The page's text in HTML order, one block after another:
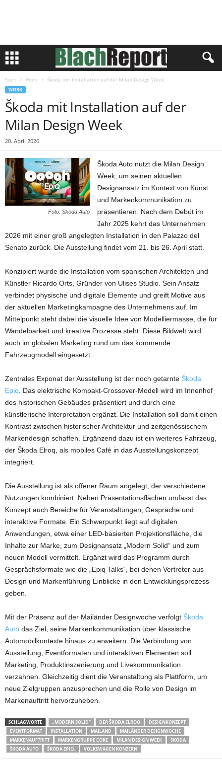
Start Work Škoda mit Installation auf der Milan Design Week
WORK
Škoda mit Installation auf der
Milan Design Week
20. April 2026
Foto: Skoda Auto
Škoda Auto nutzt die Milan Design
Week, um seinen aktuellen
Designansatz im Kontext von Kunst
und Markenkommunikation zu
präsentieren. Nach dem Debüt im
Jahr 2025 kehrt das Unternehmen
2026 mit einer groß angelegten Installation in den Palazzo del
Senato zurück. Die Ausstellung findet vom 21. bis 26. April statt.
Konzipiert wurde die Installation vom spanischen Architekten und
Künstler Ricardo Orts, Gründer von Ulises Studio. Sein Ansatz
verbindet physische und digitale Elemente und greift Motive aus
der aktuellen Marketingkampagne des Unternehmens auf. Im
Mittelpunkt steht dabei die visuelle Idee von Modelliermasse, die für
Wandelbarkeit und kreative Prozesse steht. Diese Bildwelt wird
auch im globalen Marketing rund um das kommende
Fahrzeugmodell eingesetzt.
Zentrales Exponat der Ausstellung ist der noch getarnte Škoda
Epiq . Das elektrische Kompakt-Crossover-Modell wird im Innenhof
des historischen Gebäudes präsentiert und durch eine
künstlerische Interpretation ergänzt. Die Installation soll damit einen
Kontrast zwischen historischer Architektur und zeitgenössischem
Markendesign schaffen. Ergänzend dazu ist ein weiteres Fahrzeug,
der Škoda Elroq, als mobiles Café in das Ausstellungskonzept
integriert.
Die Ausstellung ist als offener Raum angelegt, der verschiedene
Nutzungen kombiniert. Neben Präsentationsflächen umfasst das
Konzept auch Bereiche für Veranstaltungen, Gespräche und
interaktive Formate. Ein Schwerpunkt liegt auf digitalen
Anwendungen, etwa einer LED-basierten Projektionsfläche, die
Inhalte zur Marke, zum Designansatz „Modern Solid“ und zum
neuen Modell vermittelt. Ergänzt wird das Programm durch
Gesprächsformate wie die „Epiq Talks“, bei denen Vertreter aus
Design und Markenführung Einblicke in den Entwicklungsprozess
geben.
Mit der Präsenz auf der Mailänder Designwoche verfolgt Škoda
Auto das Ziel, seine Markenkommunikation über klassische
Automobilkontexte hinaus zu erweitern. Die Verbindung von
Ausstellung, Eventformaten und interaktiven Elementen soll
Marketing, Produktinszenierung und Livekommunikation
verzahnen. Gleichzeitig dient die Veranstaltung als Plattform, um
neue Zielgruppen anzusprechen und die Rolle von Design im
Markenauftritt hervorzuheben.
SCHLAGWORTE „MODERN SOLID“ DER ŠKODA ELROQ
DESIGNKONZEPT
EVENTFORMAT
INSTALLATION MAILAND
MAILÄNDER DESIGNWOCHE
MARKENAUFTRITT
MARKENGRUPPE CORE MILAN DESIGN WEEK
SKODA
ŠKODA AUTO
ŠKODA EPIQ. VOLKSWAGEN KONZERN